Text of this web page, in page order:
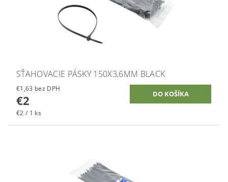
SŤAHOVACIE PÁSKY 150X3,6MM BLACK
€1,63 bez DPH
€2
€2 / 1 ks